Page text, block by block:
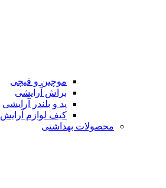
موچین و قیچی
براش آرایشی
پد و بلندر آرایشی
کیف لوازم آرایش
محصولات بهداشتی